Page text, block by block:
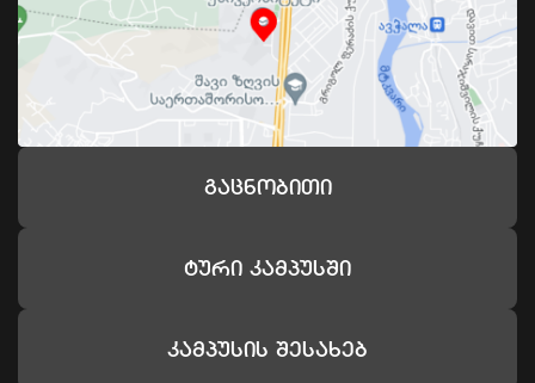
Გაცნობითი
Ტური Კამპუსში
Კამპუსის Შესახებ